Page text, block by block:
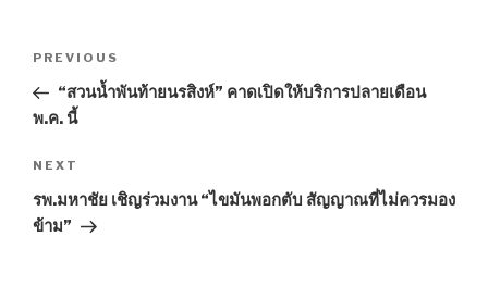
Post
navigation
Previous
Post
PREVIOUS
“สวนน้ำพันท้ายนรสิงห์” คาดเปิดให้บริการปลายเดือน
พ.ค. นี้
Next
Post
NEXT
รพ.มหาชัย เชิญร่วมงาน “ไขมันพอกตับ สัญญาณที่ไม่ควรมอง
ข้าม”